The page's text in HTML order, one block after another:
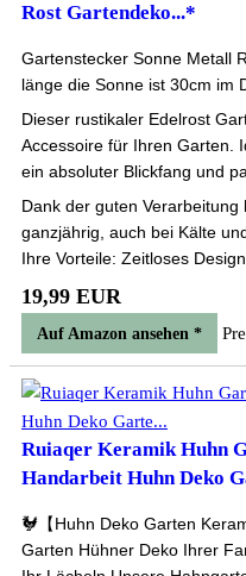
Rost Gartendeko...*
Gartenstecker Sonne Metall
länge die Sonne ist 30cm im
Dieser rustikaler Edelrost
Accessoire für Ihren Garten.
ein absoluter Blickfang und
Dank der guten
ganzjährig, auch bei Kälte
Ihre Vorteile: Zeitloses
19,99 EUR
Auf Amazon ansehen *
Ruiaqer Keramik Huhn
Handarbeit Huhn Deko
🐓【Huhn Deko Garten
Garten Hühner Deko Ihrer